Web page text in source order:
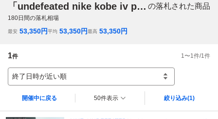
「undefeated nike kobe iv protro」 の落札された商品
180日間の落札相場
最安 53,350円平均 53,350円最高 53,350円
1件 1 〜1 件/1 件
終了日時が近い順
開催中に戻る 50件表示 絞り込み(1)